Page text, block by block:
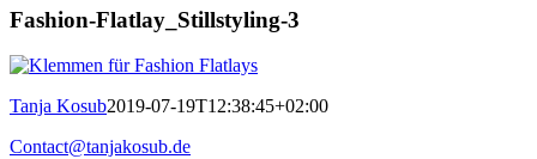
Fashion-Flatlay_Stillstyling-3
Tanja Kosub2019-07-19T12:38:45+02:00
Contact@tanjakosub.de